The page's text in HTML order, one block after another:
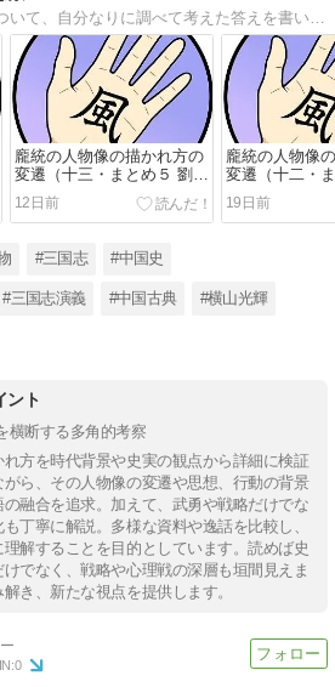
龐統の人物像の描かれ方の
変遷（十三・まとめ５ 劉備
陣営との対峙を回避）－全
十四回
12日前
龐統の人物像
変遷（十二・
的な姿の削除
19日前
#三国志 #中国史
#三国志演義 #中国古典 #横山光輝
ント
横断する多角的考察
れ方を時代背景や史実の観点から詳細に検証
ら、その人物像の変遷や思想、行動の背景
融合を追求。加えて、武勇や戦略だけでな
丁寧に解説。多様な資料や逸話を比較し、
解することを目的としています。読めば史
でなく、戦略や心理戦の深層も垣間見えま
き、新たな視点を提供します。
0